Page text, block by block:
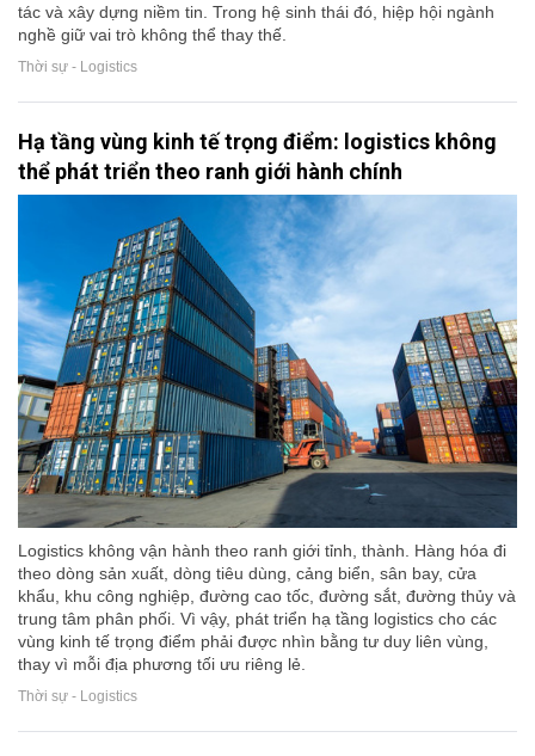
tác và xây dựng niềm tin. Trong hệ sinh thái đó, hiệp hội ngành
nghề giữ vai trò không thể thay thế.
Thời sự - Logistics
Hạ tầng vùng kinh tế trọng điểm: logistics không
thể phát triển theo ranh giới hành chính
Logistics không vận hành theo ranh giới tỉnh, thành. Hàng hóa đi
theo dòng sản xuất, dòng tiêu dùng, cảng biển, sân bay, cửa
khẩu, khu công nghiệp, đường cao tốc, đường sắt, đường thủy và
trung tâm phân phối. Vì vậy, phát triển hạ tầng logistics cho các
vùng kinh tế trọng điểm phải được nhìn bằng tư duy liên vùng,
thay vì mỗi địa phương tối ưu riêng lẻ.
Thời sự - Logistics